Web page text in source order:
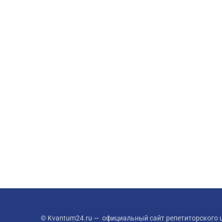
© Kvantum24.ru — официальный сайт репетиторского